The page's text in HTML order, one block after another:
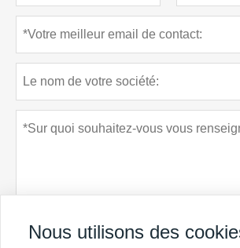
Nous utilisons des